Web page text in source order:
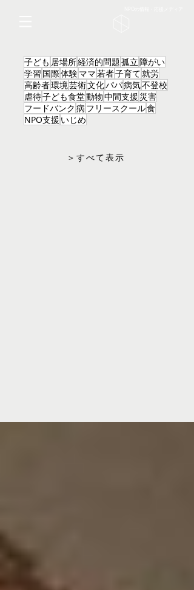
子ども 居場所経済的問題孤立障がい
学習 国際体験ママ若者子育て就労
高齢者環境芸術文化パパ病気不登校
虐待子ども食堂動物中間支援 災害
フードバンク 病 フリースクール食
NPO支援 いじめ
＞すべて表示